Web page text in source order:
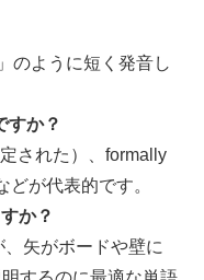
のように短く発音し
すか？
された）、formally
どが代表的です。
か？
矢がボードや壁に